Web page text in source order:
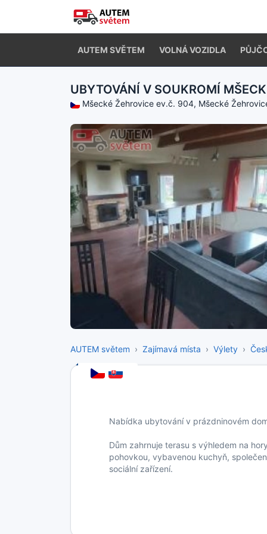
AUTEM SVĚTEM VOLNÁ VOZIDLA
UBYTOVÁNÍ V SOUKROMÍ
Mšecké Žehrovice ev.č. 904, Mšecké
AUTEM světem Zajímavá místa Výlety
Nabídka ubytování v prázdninovém
Dům zahrnuje terasu s výhledem na
pohovkou, vybavenou kuchyň,
sociální zařízení.